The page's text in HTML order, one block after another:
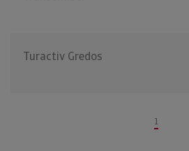
Turactiv Gredos
1